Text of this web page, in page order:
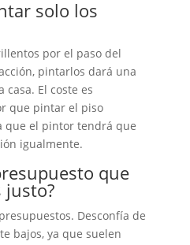
solo los
por el paso del
pintarlos dará una
El coste es
que pintar el piso
que el pintor tendrá que
igualmente.
que
justo?
Desconfía de
bajos, ya que suelen